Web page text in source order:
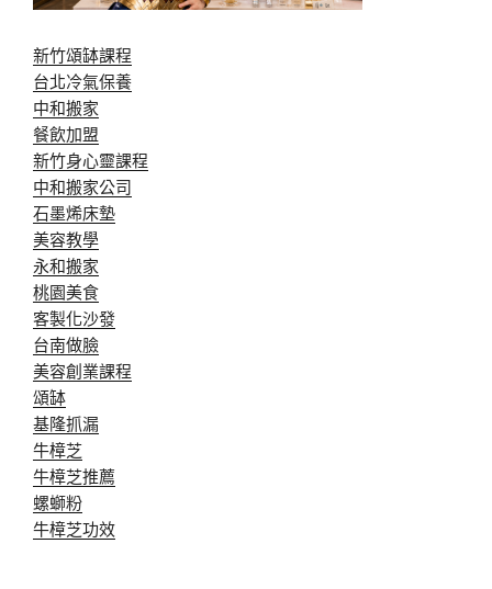
新竹頌缽課程
台北冷氣保養
中和搬家
餐飲加盟
新竹身心靈課程
中和搬家公司
石墨烯床墊
美容教學
永和搬家
桃園美食
客製化沙發
台南做臉
美容創業課程
頌缽
基隆抓漏
牛樟芝
牛樟芝推薦
螺螄粉
牛樟芝功效